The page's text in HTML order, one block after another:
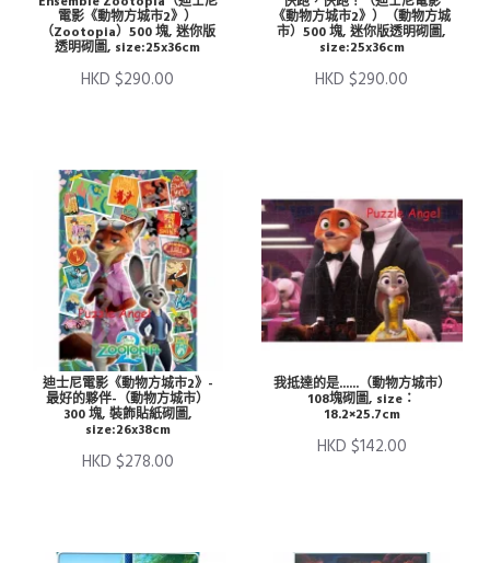
電影《動物方城市2》）
（Zootopia）500 塊, 迷你版
透明砌圖, size:25x36cm
HKD $290.00
《動物方城市2》）（動物方城
市）500 塊, 迷你版透明砌圖,
size:25x36cm
HKD $290.00
迪士尼電影《動物方城市2》-
最好的夥伴-（動物方城市）
300 塊, 裝飾貼紙砌圖,
size:26x38cm
HKD $278.00
我抵達的是......（動物方城市）
108塊砌圖, size：
18.2×25.7cm
HKD $142.00